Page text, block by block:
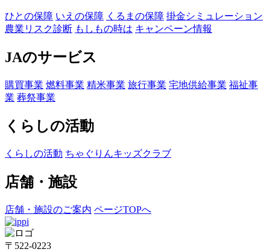
ひとの保障 いえの保障 くるまの保障 掛金シミュレーション
農業リスク診断 もしもの時は キャンペーン情報
JAのサービス
購買事業 燃料事業 精米事業 旅行事業 宅地供給事業 福祉事
業 葬祭事業
くらしの活動
くらしの活動 ちゃぐりんキッズクラブ
店舗・施設
店舗・施設のご案内 ページTOPへ
〒522-0223